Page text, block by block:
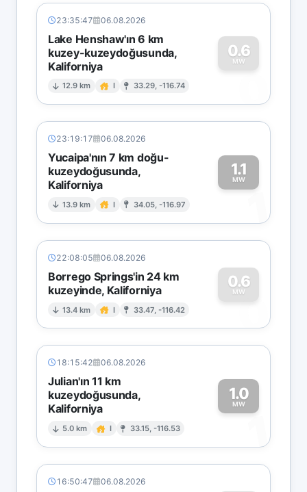
23:35:47 06.08.2026
Lake Henshaw'ın 6 km
kuzey-kuzeydoğusunda,
Kaliforniya
12.9 km I 33.29, -116.74
0.6
MW
0
23:19:17 06.08.2026
Yucaipa'nın 7 km doğu-
kuzeydoğusunda,
Kaliforniya
13.9 km I 34.05, -116.97
1.1
MW
1
22:08:05 06.08.2026
Borrego Springs'in 24 km
kuzeyinde, Kaliforniya
13.4 km I 33.47, -116.42
0.6
MW
0
18:15:42 06.08.2026
Julian'ın 11 km
kuzeydoğusunda,
Kaliforniya
5.0 km I 33.15, -116.53
1.0
MW
1
16:50:47 06.08.2026